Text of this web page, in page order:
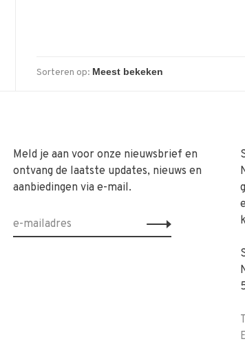
Sorteren op:
Meld je aan voor onze nieuwsbrief en
ontvang de laatste updates, nieuws en
aanbiedingen via e-mail.